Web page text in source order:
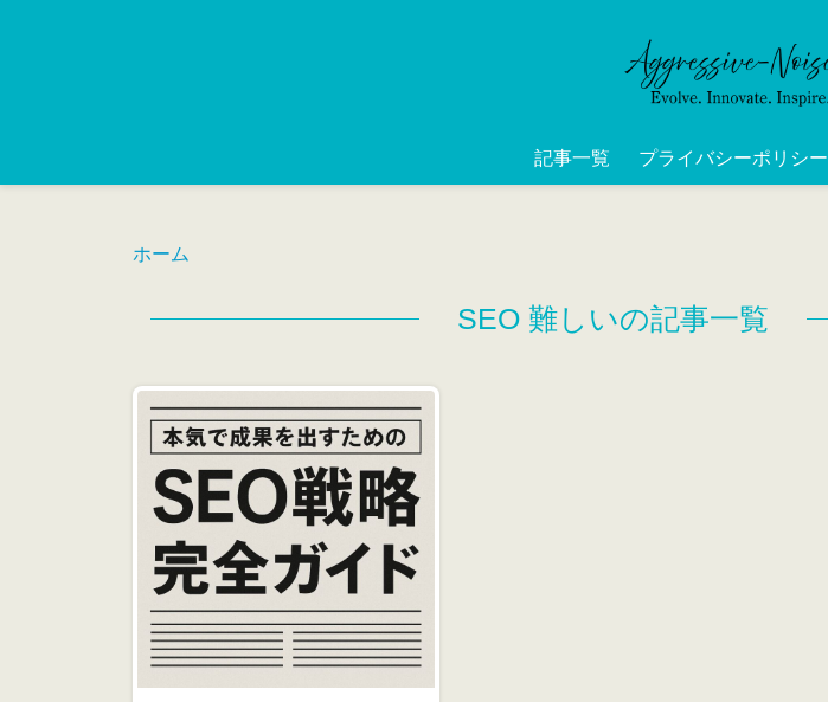
記事一覧 プライバシーポリシー
ホーム
SEO 難しいの記事一覧